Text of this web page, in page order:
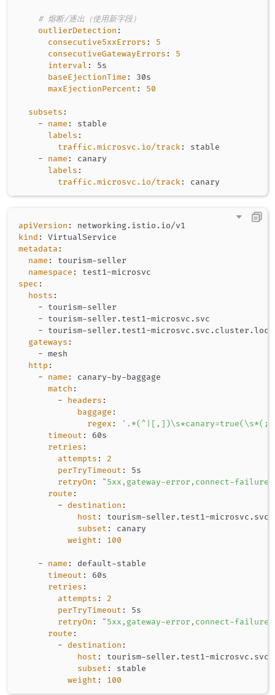
# 熔断/逐出（使用新字段）
outlierDetection :
consecutive5xxErrors :
5
consecutiveGatewayErrors :
5
interval :
5s
baseEjectionTime :
30s
maxEjectionPercent : 50
subsets :
-
name :
stable
labels :
traffic.microsvc.io/track:
stable
-
name :
canary
labels :
traffic.microsvc.io/track:
apiVersion :
kind :
metadata :
name : tourism-seller
namespace : test1-
spec :
hosts :
- tourism-seller
- tourism-seller.test1-microsvc.svc
- tourism-seller.test1-
gateways :
- mesh
http :
-
name : canary-by-baggage
match :
-
headers :
baggage :
regex :
timeout :
60s
retries :
attempts :
2
perTryTimeout :
5s
retryOn :
"5xx,gateway-error,connect-
route :
-
destination :
host : tourism-seller.test1-
subset :
canary
weight : 100
- name : default-stable
timeout :
60s
retries :
attempts :
2
perTryTimeout :
5s
retryOn :
"5xx,gateway-error,connect-
route :
-
destination :
host : tourism-seller.test1-
subset :
stable
weight : 100